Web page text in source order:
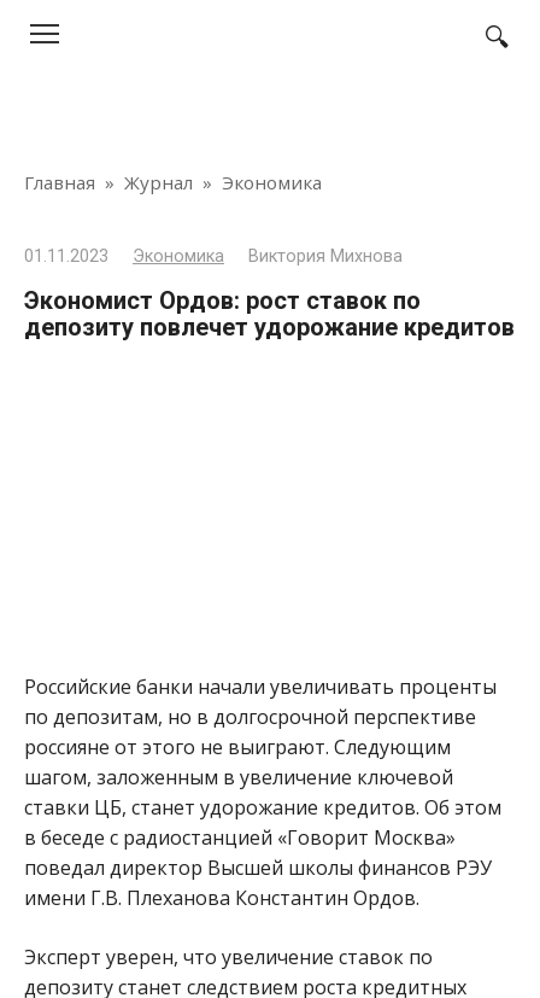
Главная » Журнал » Экономика
01.11.2023 Экономика Виктория Михнова
Экономист Ордов: рост ставок по
депозиту повлечет удорожание кредитов
Российские банки начали увеличивать проценты
по депозитам, но в долгосрочной перспективе
россияне от этого не выиграют. Следующим
шагом, заложенным в увеличение ключевой
ставки ЦБ, станет удорожание кредитов. Об этом
в беседе с радиостанцией «Говорит Москва»
поведал директор Высшей школы финансов РЭУ
имени Г.В. Плеханова Константин Ордов.
Эксперт уверен, что увеличение ставок по
депозиту станет следствием роста кредитных